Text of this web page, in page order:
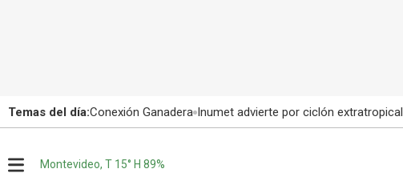
Temas del día:Conexión Ganadera Inumet advierte por ciclón extratropical
Montevideo, T 15° H 89%